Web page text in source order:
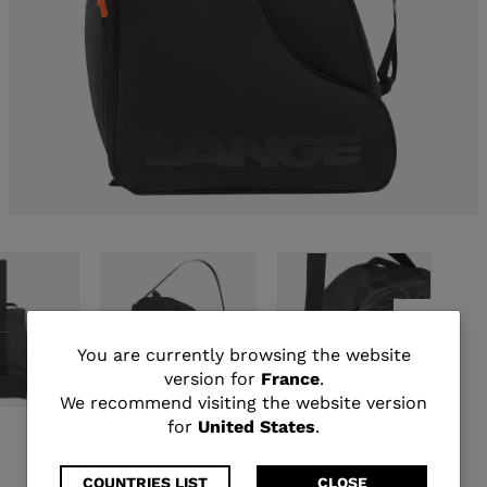
You
are
currently
You are currently browsing the website
version for France.
We recommend visiting the website version
for United States.
COUNTRIES LIST CLOSE